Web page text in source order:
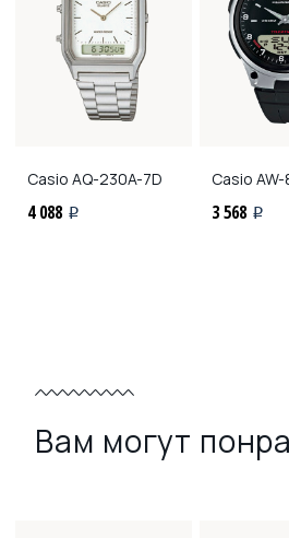
Casio AQ-230A-7D
4 088 i
Casio
3 568 i
Вам могут